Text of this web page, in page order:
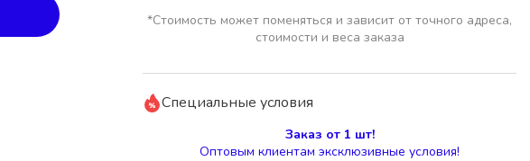
*Стоимость может поменяться и зависит от точного адреса,
стоимости и веса заказа
Специальные условия
Заказ от 1 шт!
Оптовым клиентам эксклюзивные условия!